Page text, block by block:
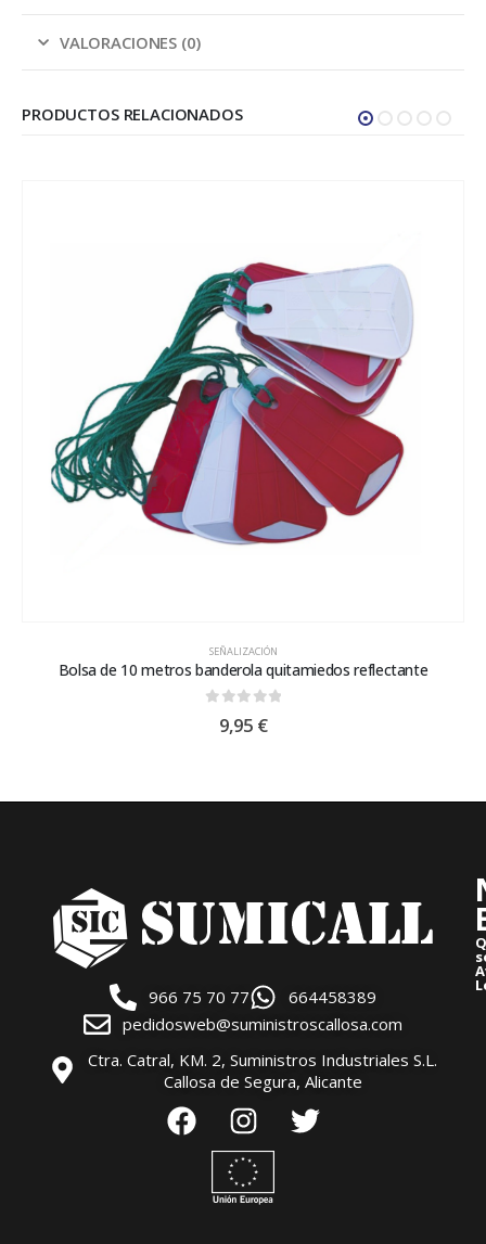
VALORACIONES (0)
PRODUCTOS RELACIONADOS
SEÑALIZACIÓN
Bolsa de 10 metros banderola quitamiedos reflectante
9,95 €
966 75 70 77
664458389
pedidosweb@suministroscallosa.com
Ctra. Catral, KM. 2, Suministros Industriales S.L.
Callosa de Segura, Alicante